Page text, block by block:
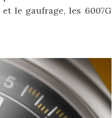
le gaufrage, les 6007G